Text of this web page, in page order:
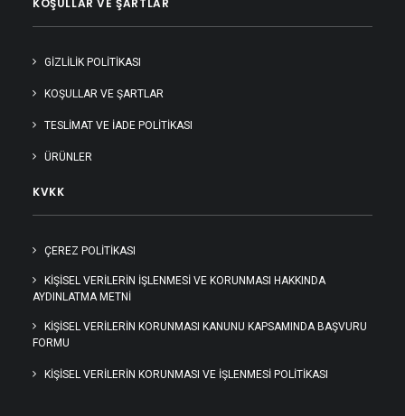
KOŞULLAR VE ŞARTLAR
GIZLILIK POLITIKASI
KOŞULLAR VE ŞARTLAR
TESLIMAT VE İADE POLITIKASI
ÜRÜNLER
KVKK
ÇEREZ POLİTİKASI
KIŞISEL VERILERIN İŞLENMESI VE KORUNMASI HAKKINDA
AYDINLATMA METNI
KİŞİSEL VERİLERİN KORUNMASI KANUNU KAPSAMINDA BAŞVURU
FORMU
KİŞİSEL VERİLERİN KORUNMASI VE İŞLENMESİ POLİTİKASI